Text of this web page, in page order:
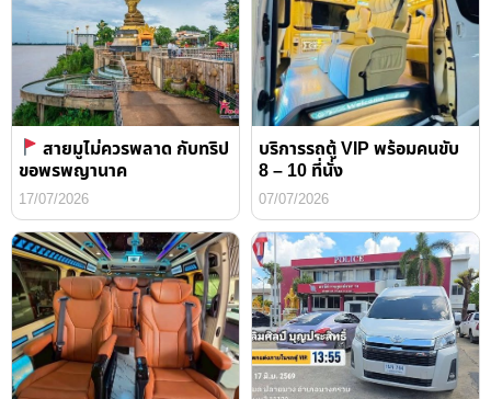
สายมูไม่ควรพลาด กับทริป
ขอพรพญานาค
17/07/2026
บริการรถตู้ VIP พร้อมคนขับ
8 – 10 ที่นั่ง
07/07/2026